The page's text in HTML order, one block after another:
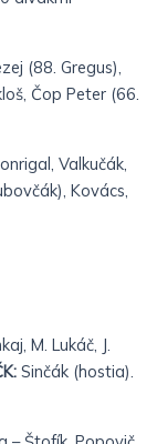
(88. Gregus),
Čop Peter (66.
Valkučák,
Kovács,
M. Lukáč, J.
Sinčák (hostia).